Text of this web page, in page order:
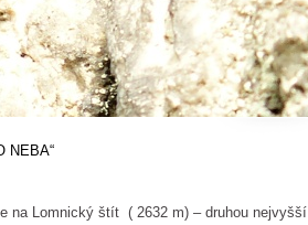
NEBA“
na Lomnický štít ( 2632 m) – druhou nejvyšší